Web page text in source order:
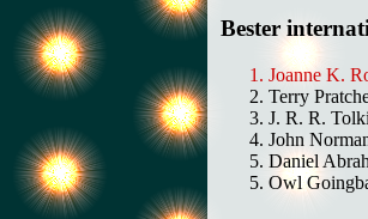
Bester
Joanne K.
Terry
J. R. R.
John
Daniel
Owl